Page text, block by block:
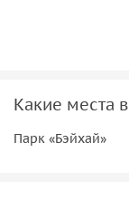
Какие места
Парк «Бэйхай»